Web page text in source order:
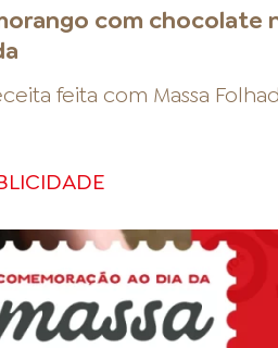
com chocolate
feita com Massa